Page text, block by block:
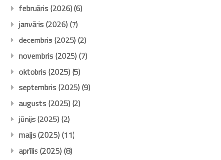
februāris (2026)(6)
janvāris (2026)(7)
decembris (2025)(2)
novembris (2025)(7)
oktobris (2025)(5)
septembris (2025)(9)
augusts (2025)(2)
jūnijs (2025)(2)
maijs (2025)(11)
aprīlis (2025)(8)